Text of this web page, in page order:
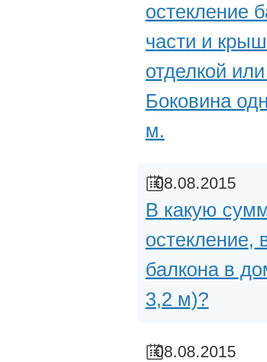
остекление
части и
отделкой
Боковина
м.
08.08.2015
В какую
остекление,
балкона в
3,2 м)?
08.08.2015